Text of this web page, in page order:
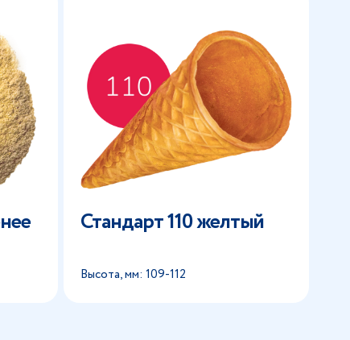
Стандарт 110 желтый
Высота, мм: 109-112